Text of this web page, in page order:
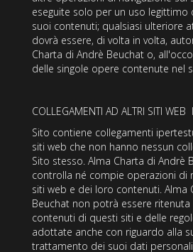
eseguite solo per un uso
suoi contenuti; qualsiasi ulteriore
dovrà essere, di volta in volta,
Charta di Andrè Beuchat o,
delle singole opere contenute nel
COLLEGAMENTI AD ALTRI SITI WEB I
Sito contiene collegamenti
siti web che non hanno nessun
Sito stesso. Alma Charta di Andrè
controlla né compie operazioni di
siti web e dei loro contenuti. Alma
Beuchat non potrà essere
contenuti di questi siti e delle
adottate anche con riguardo alla
trattamento dei suoi dati